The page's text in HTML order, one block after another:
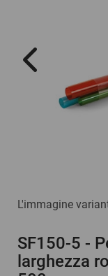
L'immagine
SF150-5 -
larghezza